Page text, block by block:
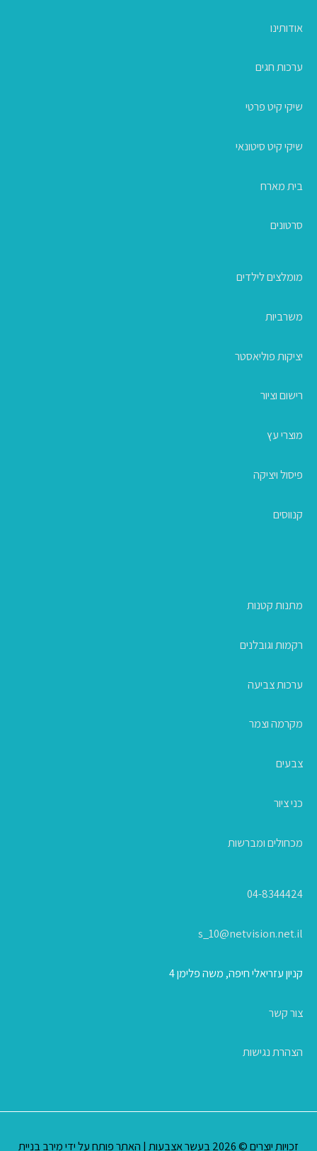
אודותינו
ערכות חגים
שיקי קיט פרטי
שיקי קיט סיטונאי
בית מארח
סרטונים
מומלצים לילדים
משרביות
יציקות פוליאסטר
רישום וציור
מוצרי עץ
פיסול ויציקה
קנווסים
מתנות קטנות
רקמות וגובלנים
ערכות צביעה
מקרמה וצמר
צבעים
כני ציור
מכחולים ומברשות
04-8344424
s_10@netvision.net.il
קניון עזריאלי חיפה, משה פלימן 4
צור קשר
הצהרת נגישות
זכויות יוצרים © 2026 בעשר אצבעות | האתר פותח על ידימירב בניית